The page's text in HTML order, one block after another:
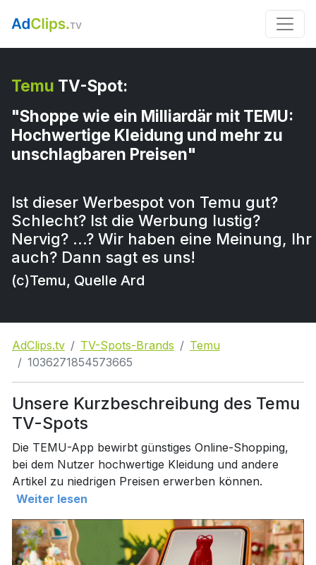
Temu TV-Spot:
"Shoppe wie ein Milliardär mit TEMU:
Hochwertige Kleidung und mehr zu
unschlagbaren Preisen"
Ist dieser Werbespot von Temu gut?
Schlecht? Ist die Werbung lustig?
Nervig? …? Wir haben eine Meinung, Ihr
auch? Dann sagt es uns!
(c)Temu, Quelle Ard
AdClips.tv TV-Spots-Brands
Temu
1036271854573665
Unsere Kurzbeschreibung des Temu
TV-Spots
Die TEMU-App bewirbt günstiges Online-Shopping,
bei dem Nutzer hochwertige Kleidung und andere
Artikel zu niedrigen Preisen erwerben können.
Weiter lesen